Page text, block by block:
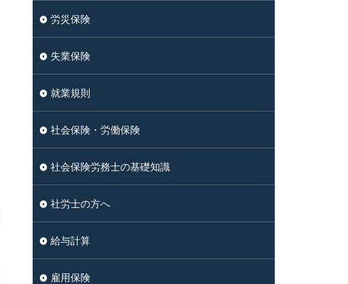
労災保険
失業保険
就業規則
社会保険・労働保険
社会保険労務士の基礎知識
社労士の方へ
給与計算
雇用保険